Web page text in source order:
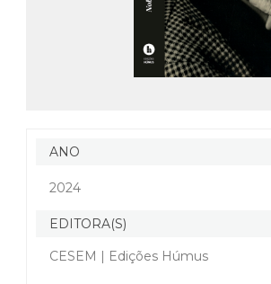
ANO
2024
EDITORA(S)
CESEM | Edições Húmus